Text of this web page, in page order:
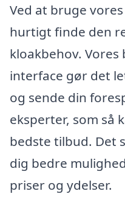
Ved at bruge
hurtigt finde den
kloakbehov.
interface gør det
og sende din
eksperter, som så
bedste tilbud. Det
dig bedre
priser og ydelser.